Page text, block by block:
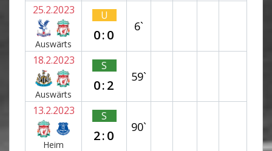
25.2.2023
Auswärts
U
0:0
6`
18.2.2023
Auswärts
S
0:2
59`
13.2.2023
Heim
S
2:0
90`